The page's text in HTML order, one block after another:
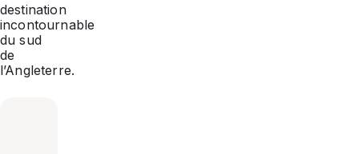
destination
incontournable
du sud
de
l’Angleterre.